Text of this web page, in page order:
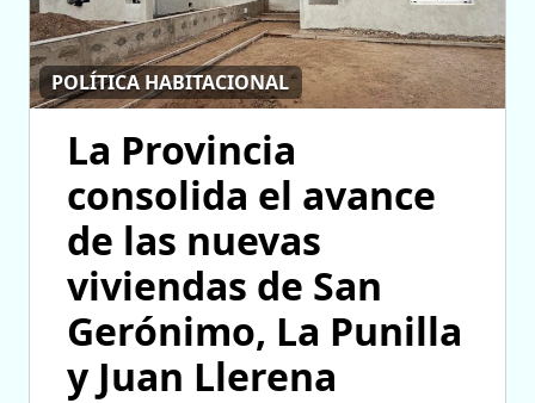
POLÍTICA HABITACIONAL
La Provincia
consolida el avance
de las nuevas
viviendas de San
Gerónimo, La Punilla
y Juan Llerena